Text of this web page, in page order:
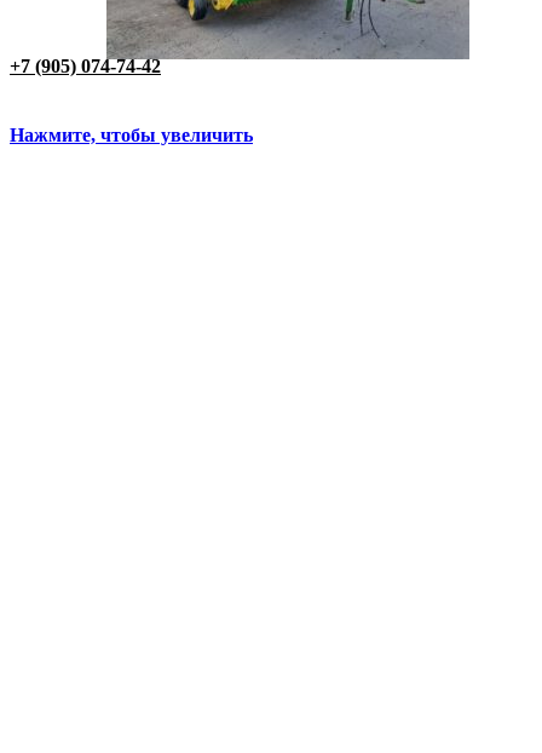
+7 (905) 074-74-42
Нажмите, чтобы увеличить